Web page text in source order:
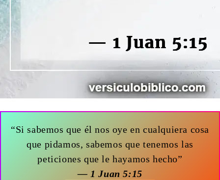
“Si sabemos que él nos oye en cualquiera cosa
que pidamos, sabemos que tenemos las
peticiones que le hayamos hecho”
— 1 Juan 5:15